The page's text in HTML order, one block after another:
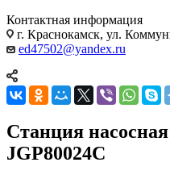
Контактная информация
г. Краснокамск, ул.
ed47502@yandex.ru
Станция
JGP80024C